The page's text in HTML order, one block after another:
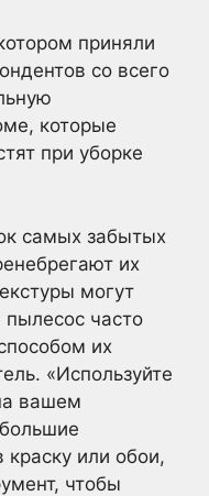
приняли
со всего
которые
при уборке
самых забытых
их
могут
пылесос часто
их
«Используйте
вашем
краску или обои,
чтобы